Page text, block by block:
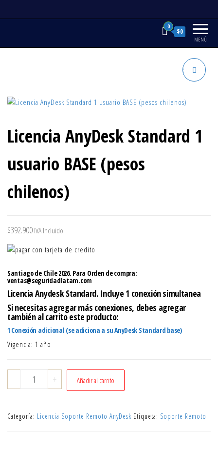
MENÚ
0
$0
LICENCIA ANYDESK POWER
Licencia AnyDesk Standard 1
usuario BASE (pesos
chilenos)
$392.900 IVA Incluido
Santiago de Chile 2026. Para Orden de compra:
ventas@seguridadlatam.com
Licencia Anydesk Standard. Incluye 1 conexión simultanea
Si necesitas agregar más conexiones, debes agregar
también al carrito este producto:
1 Conexión adicional (se adiciona a su AnyDesk Standard base)
Vigencia: 1 año
-
Licencia
AnyDesk
usuario
+ Añadir al carrito
Categoría: Licencia Soporte Remoto AnyDesk Etiqueta: Soporte Remoto